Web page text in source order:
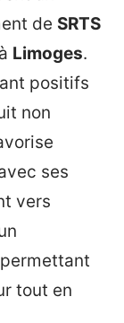
de SRTS
Limoges.
positifs
non
ses
vers
tout en